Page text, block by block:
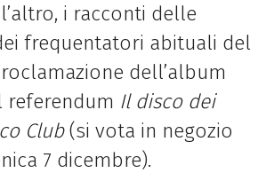
i racconti delle
frequentatori abituali del
dell’album
referendum Il disco dei
Club(si vota in negozio
7 dicembre).